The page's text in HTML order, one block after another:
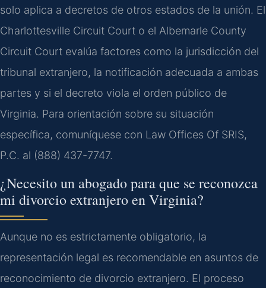
solo aplica a decretos de otros estados de la unión. El
Charlottesville Circuit Court o el Albemarle County
Circuit Court evalúa factores como la jurisdicción del
tribunal extranjero, la notificación adecuada a ambas
partes y si el decreto viola el orden público de
Virginia. Para orientación sobre su situación
específica, comuníquese con Law Offices Of SRIS,
P.C. al (888) 437-7747.
¿Necesito un abogado para que se reconozca
mi divorcio extranjero en Virginia?
Aunque no es estrictamente obligatorio, la
representación legal es recomendable en asuntos de
reconocimiento de divorcio extranjero. El proceso